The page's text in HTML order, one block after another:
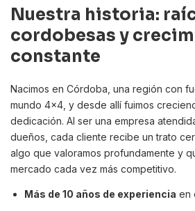
Nuestra historia:
cordobesas y
constante
Nacimos en Córdoba, una región con
mundo 4x4, y desde allí fuimos
dedicación. Al ser una empresa
dueños, cada cliente recibe un trato
algo que valoramos profundamente y
mercado cada vez más competitivo.
Más de 10 años de experiencia en